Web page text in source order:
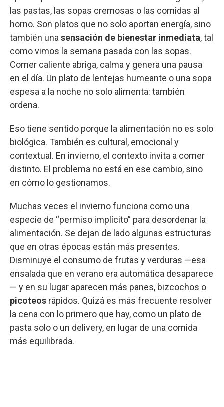
las pastas, las sopas cremosas o las comidas al
horno. Son platos que no solo aportan energía, sino
también una sensación de bienestar inmediata, tal
como vimos la semana pasada con las sopas.
Comer caliente abriga, calma y genera una pausa
en el día. Un plato de lentejas humeante o una sopa
espesa a la noche no solo alimenta: también
ordena.
Eso tiene sentido porque la alimentación no es solo
biológica. También es cultural, emocional y
contextual. En invierno, el contexto invita a comer
distinto. El problema no está en ese cambio, sino
en cómo lo gestionamos.
Muchas veces el invierno funciona como una
especie de “permiso implícito” para desordenar la
alimentación. Se dejan de lado algunas estructuras
que en otras épocas están más presentes.
Disminuye el consumo de frutas y verduras —esa
ensalada que en verano era automática desaparece
— y en su lugar aparecen más panes, bizcochos o
picoteos rápidos. Quizá es más frecuente resolver
la cena con lo primero que hay, como un plato de
pasta solo o un delivery, en lugar de una comida
más equilibrada.